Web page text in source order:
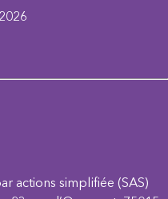
actions simplifiée (SAS)